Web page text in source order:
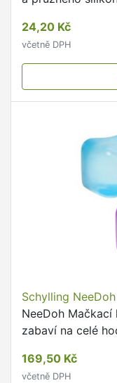
24,20 Kč
včetně DPH
Schylling
NeeDoh
zabaví na celé
169,50 Kč
včetně DPH